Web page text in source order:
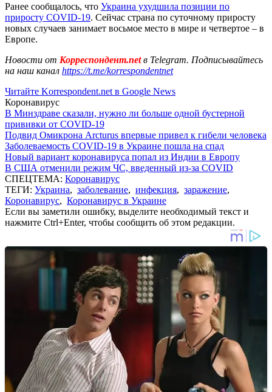
Ранее сообщалось, что Украина ухудшила позиции по
приросту COVID-19. Сейчас страна по суточному приросту
новых случаев занимает восьмое место в мире и четвертое – в
Европе.
Новости от Корреспондент.netв Telegram. Подписывайтесь
на наш канал https://t.me/korrespondentnet
Читайте Korrespondent.net в Google News
Коронавирус
В Минздраве сказали, нужно ли больше одной бустерной
прививки от COVID-19
Подвид Омикрона Arcturus впервые привел к гибели человека
Заболеваемость COVID-19 в Украине пошла на спад
Новый вариант коронавируса попал из Индии в Европу
В США отменили режим ЧС, введенный из-за COVID
СПЕЦТЕМА: Коронавирус
ТЕГИ: Украина, заболевание, инфекция, заражение,
Коронавирус, Коронавирус в Украине
Если вы заметили ошибку, выделите необходимый текст и
нажмите Ctrl+Enter, чтобы сообщить об этом редакции.